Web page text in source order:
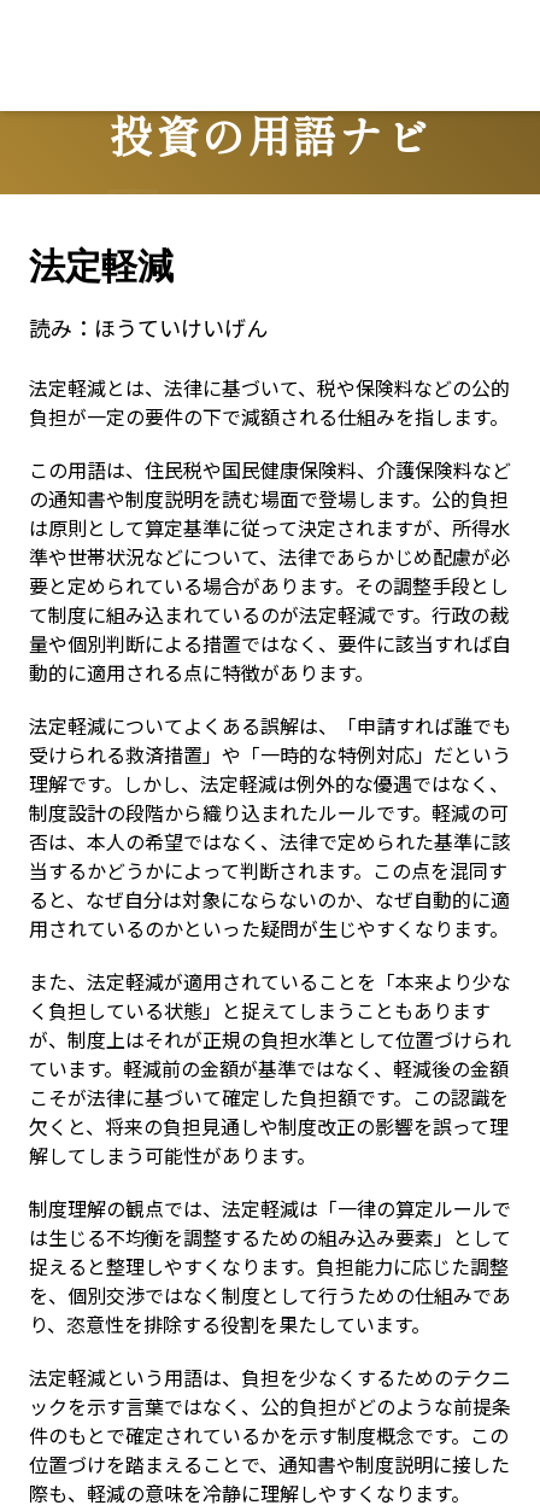
投資の用語ナビ
Terms
法定軽減
読み： ほうていけいげん
法定軽減とは、法律に基づいて、税や保険料などの公的
負担が一定の要件の下で減額される仕組みを指します。
この用語は、住民税や国民健康保険料、介護保険料など
の通知書や制度説明を読む場面で登場します。公的負担
は原則として算定基準に従って決定されますが、所得水
準や世帯状況などについて、法律であらかじめ配慮が必
要と定められている場合があります。その調整手段とし
て制度に組み込まれているのが法定軽減です。行政の裁
量や個別判断による措置ではなく、要件に該当すれば自
動的に適用される点に特徴があります。
法定軽減についてよくある誤解は、「申請すれば誰でも
受けられる救済措置」や「一時的な特例対応」だという
理解です。しかし、法定軽減は例外的な優遇ではなく、
制度設計の段階から織り込まれたルールです。軽減の可
否は、本人の希望ではなく、法律で定められた基準に該
当するかどうかによって判断されます。この点を混同す
ると、なぜ自分は対象にならないのか、なぜ自動的に適
用されているのかといった疑問が生じやすくなります。
また、法定軽減が適用されていることを「本来より少な
く負担している状態」と捉えてしまうこともあります
が、制度上はそれが正規の負担水準として位置づけられ
ています。軽減前の金額が基準ではなく、軽減後の金額
こそが法律に基づいて確定した負担額です。この認識を
欠くと、将来の負担見通しや制度改正の影響を誤って理
解してしまう可能性があります。
制度理解の観点では、法定軽減は「一律の算定ルールで
は生じる不均衡を調整するための組み込み要素」として
捉えると整理しやすくなります。負担能力に応じた調整
を、個別交渉ではなく制度として行うための仕組みであ
り、恣意性を排除する役割を果たしています。
法定軽減という用語は、負担を少なくするためのテクニ
ックを示す言葉ではなく、公的負担がどのような前提条
件のもとで確定されているかを示す制度概念です。この
位置づけを踏まえることで、通知書や制度説明に接した
際も、軽減の意味を冷静に理解しやすくなります。